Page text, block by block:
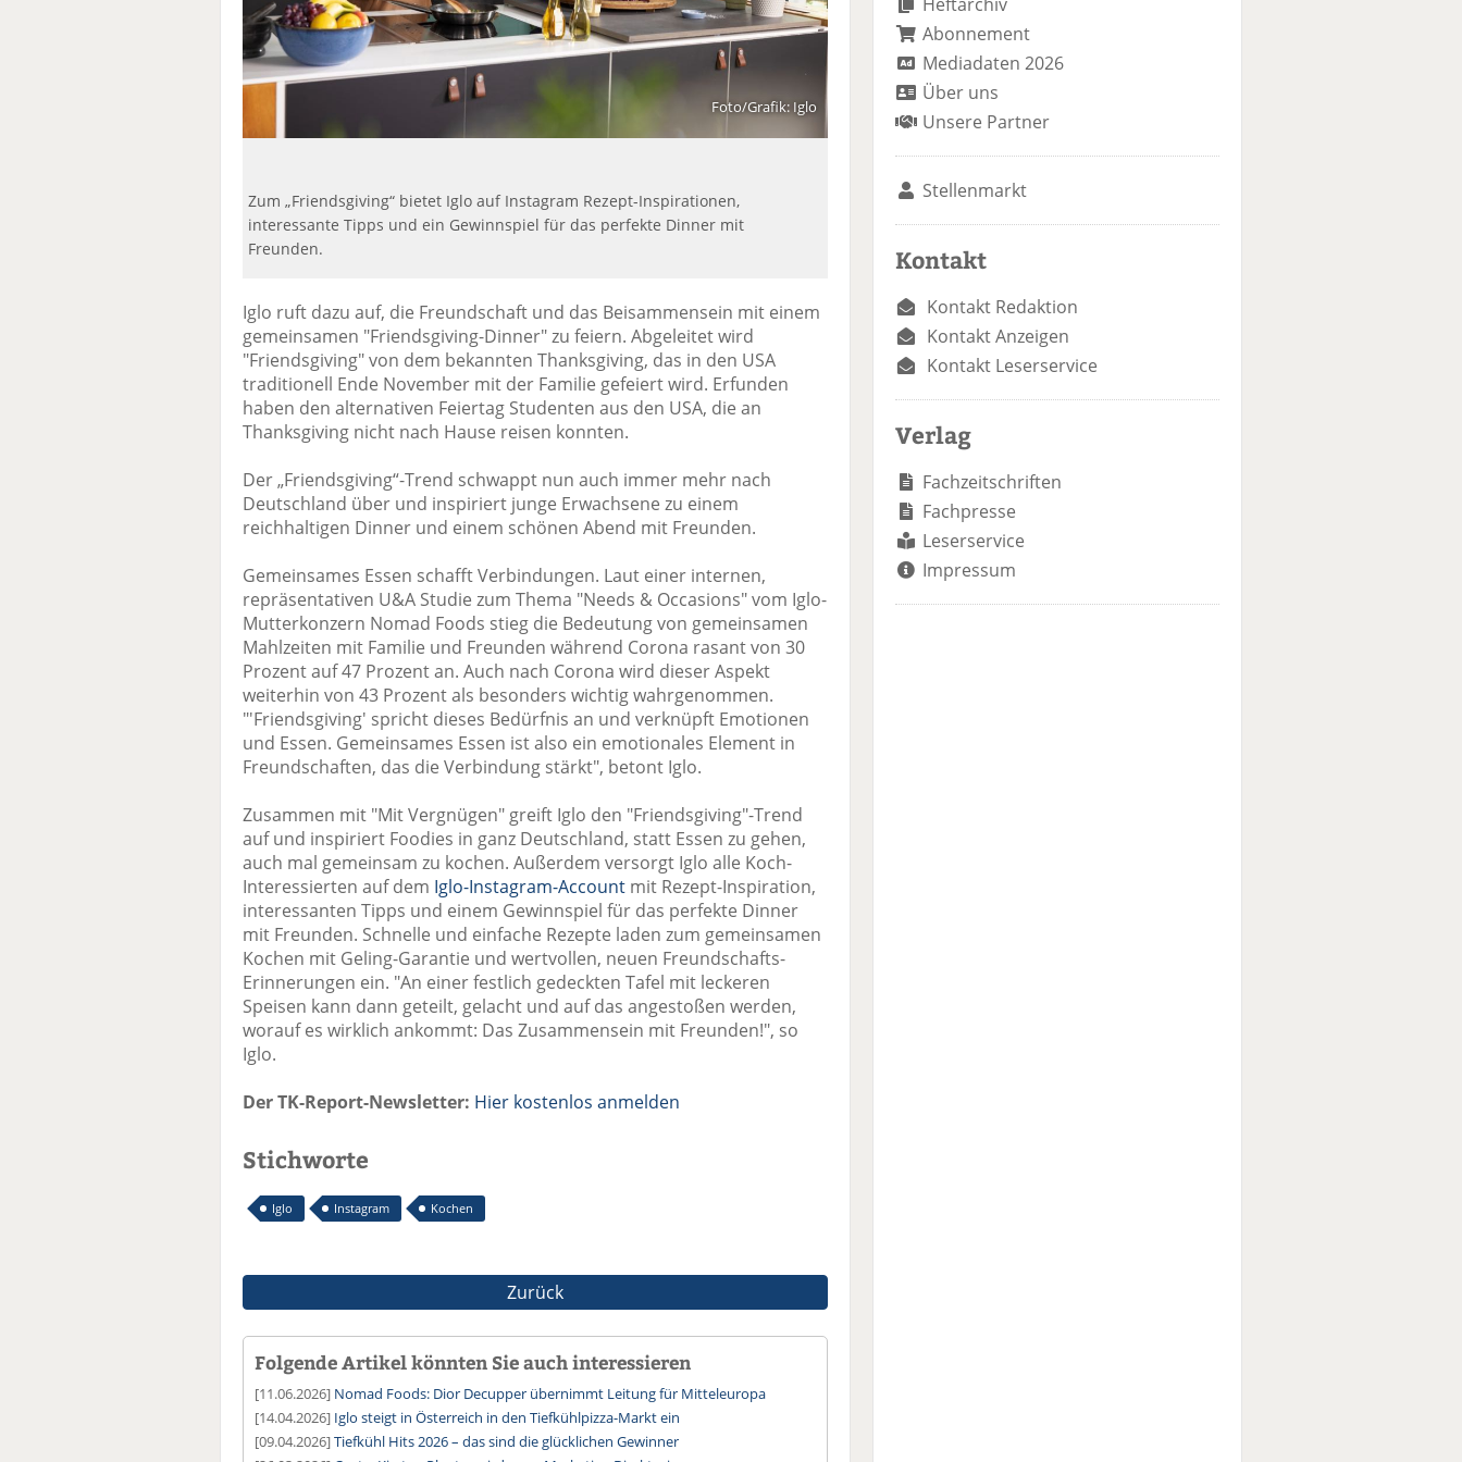
Foto/Grafik: Iglo
Zum „Friendsgiving“ bietet Iglo auf Instagram Rezept-Inspirationen,
interessante Tipps und ein Gewinnspiel für das perfekte Dinner mit
Freunden.
Iglo ruft dazu auf, die Freundschaft und das Beisammensein mit einem
gemeinsamen "Friendsgiving-Dinner" zu feiern. Abgeleitet wird
"Friendsgiving" von dem bekannten Thanksgiving, das in den USA
traditionell Ende November mit der Familie gefeiert wird. Erfunden
haben den alternativen Feiertag Studenten aus den USA, die an
Thanksgiving nicht nach Hause reisen konnten.
Der „Friendsgiving“-Trend schwappt nun auch immer mehr nach
Deutschland über und inspiriert junge Erwachsene zu einem
reichhaltigen Dinner und einem schönen Abend mit Freunden.
Gemeinsames Essen schafft Verbindungen. Laut einer internen,
repräsentativen U&A Studie zum Thema "Needs & Occasions" vom Iglo-
Mutterkonzern Nomad Foods stieg die Bedeutung von gemeinsamen
Mahlzeiten mit Familie und Freunden während Corona rasant von 30
Prozent auf 47 Prozent an. Auch nach Corona wird dieser Aspekt
weiterhin von 43 Prozent als besonders wichtig wahrgenommen.
"'Friendsgiving' spricht dieses Bedürfnis an und verknüpft Emotionen
und Essen. Gemeinsames Essen ist also ein emotionales Element in
Freundschaften, das die Verbindung stärkt", betont Iglo.
Zusammen mit "Mit Vergnügen" greift Iglo den "Friendsgiving"-Trend
auf und inspiriert Foodies in ganz Deutschland, statt Essen zu gehen,
auch mal gemeinsam zu kochen. Außerdem versorgt Iglo alle Koch-
Interessierten auf dem Iglo-Instagram-Account mit Rezept-Inspiration,
interessanten Tipps und einem Gewinnspiel für das perfekte Dinner
mit Freunden. Schnelle und einfache Rezepte laden zum gemeinsamen
Kochen mit Geling-Garantie und wertvollen, neuen Freundschafts-
Erinnerungen ein. "An einer festlich gedeckten Tafel mit leckeren
Speisen kann dann geteilt, gelacht und auf das angestoßen werden,
worauf es wirklich ankommt: Das Zusammensein mit Freunden!", so
Iglo.
Der TK-Report-Newsletter: Hier kostenlos anmelden
Stichworte
Iglo Instagram Kochen
Zurück
Folgende Artikel könnten Sie auch interessieren
[11.06.2026] Nomad Foods: Dior Decupper übernimmt Leitung für Mitteleuropa
[14.04.2026] Iglo steigt in Österreich in den Tiefkühlpizza-Markt ein
[09.04.2026]Tiefkühl Hits 2026 – das sind die glücklichen Gewinner
Abonnement
Mediadaten 2026
Über uns
Unsere Partner
Stellenmarkt
Kontakt
Kontakt Redaktion
Kontakt Anzeigen
Kontakt Leserservice
Verlag
Fachzeitschriften
Fachpresse
Leserservice
Impressum